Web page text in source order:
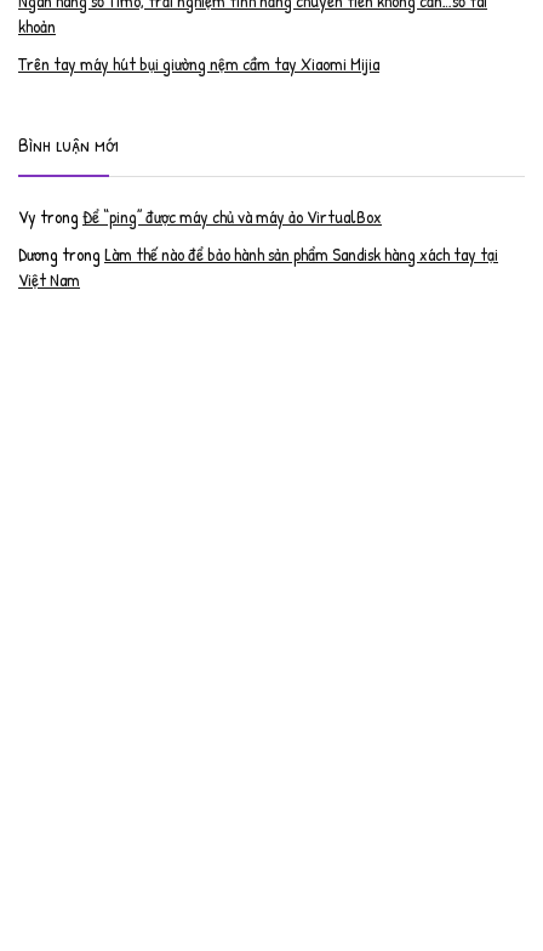
khoản
Trên tay máy hút bụi giường nệm cầm tay Xiaomi Mijia
Bình luận mới
Vy trongĐể “ping” được máy chủ và máy ảo VirtualBox
Dương trongLàm thế nào để bảo hành sản phẩm Sandisk hàng xách tay tại
Việt Nam